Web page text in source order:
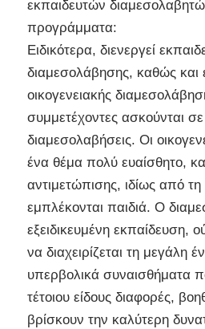
εκπαιδευτών
προγράμματα:
Ειδικότερα, διενεργεί
διαμεσολάβησης, καθώς και
οικογενειακής
συμμετέχοντες ασκούνται σε
διαμεσολαβήσεις. Οι
ένα θέμα πολύ ευαίσθητο, και
αντιμετώπισης, ιδίως από
εμπλέκονται παιδιά. Ο
εξειδικευμένη εκπαίδευση,
να διαχειρίζεται τη μεγάλη
υπερβολικά συναισθήματα
τέτοιου είδους διαφορές,
βρίσκουν την καλύτερη